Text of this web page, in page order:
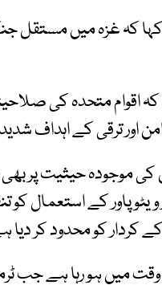
کہا کہ غزہ میں مستقل
کہ اقوام متحدہ کی
اور ترقی کے اہداف
حیثیت پر بھی
پاور کے استعمال کو
کو محدود کر دیا
میں ہو رہا ہے جب